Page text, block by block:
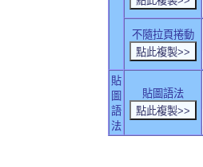
不隨拉頁捲動
貼
圖
語
法
貼圖語法